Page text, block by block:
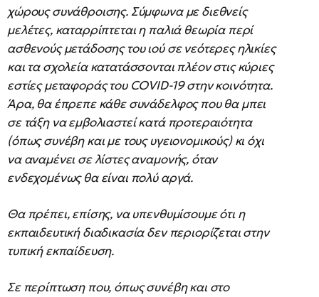
χώρους συνάθροισης. Σύμφωνα με διεθνείς
μελέτες, καταρρίπτεται η παλιά θεωρία περί
ασθενούς μετάδοσης του ιού σε νεότερες ηλικίες
και τα σχολεία κατατάσσονται πλέον στις κύριες
εστίες μεταφοράς του COVID-19 στην κοινότητα.
Άρα, θα έπρεπε κάθε συνάδελφος που θα μπει
σε τάξη να εμβολιαστεί κατά προτεραιότητα
(όπως συνέβη και με τους υγειονομικούς) κι όχι
να αναμένει σε λίστες αναμονής, όταν
ενδεχομένως θα είναι πολύ αργά.
Θα πρέπει, επίσης, να υπενθυμίσουμε ότι η
εκπαιδευτική διαδικασία δεν περιορίζεται στην
τυπική εκπαίδευση.
Σε περίπτωση που, όπως συνέβη και στο